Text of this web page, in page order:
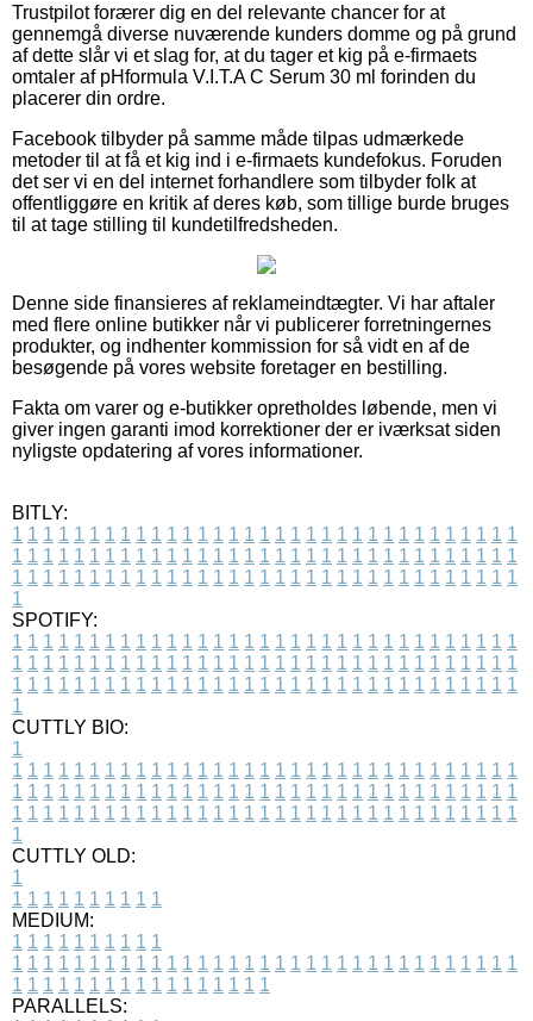
Trustpilot forærer dig en del relevante chancer for at
gennemgå diverse nuværende kunders domme og på grund
af dette slår vi et slag for, at du tager et kig på e-firmaets
omtaler af pHformula V.I.T.A C Serum 30 ml forinden du
placerer din ordre.
Facebook tilbyder på samme måde tilpas udmærkede
metoder til at få et kig ind i e-firmaets kundefokus. Foruden
det ser vi en del internet forhandlere som tilbyder folk at
offentliggøre en kritik af deres køb, som tillige burde bruges
til at tage stilling til kundetilfredsheden.
Denne side finansieres af reklameindtægter. Vi har aftaler
med flere online butikker når vi publicerer forretningernes
produkter, og indhenter kommission for så vidt en af de
besøgende på vores website foretager en bestilling.
Fakta om varer og e-butikker opretholdes løbende, men vi
giver ingen garanti imod korrektioner der er iværksat siden
nyligste opdatering af vores informationer.
BITLY:
1 1 1 1 1 1 1 1 1 1 1 1 1 1 1 1 1 1 1 1 1 1 1 1 1 1 1 1 1 1 1 1 1
1 1 1 1 1 1 1 1 1 1 1 1 1 1 1 1 1 1 1 1 1 1 1 1 1 1 1 1 1 1 1 1 1
1 1 1 1 1 1 1 1 1 1 1 1 1 1 1 1 1 1 1 1 1 1 1 1 1 1 1 1 1 1 1 1 1
1
SPOTIFY:
1 1 1 1 1 1 1 1 1 1 1 1 1 1 1 1 1 1 1 1 1 1 1 1 1 1 1 1 1 1 1 1 1
1 1 1 1 1 1 1 1 1 1 1 1 1 1 1 1 1 1 1 1 1 1 1 1 1 1 1 1 1 1 1 1 1
1 1 1 1 1 1 1 1 1 1 1 1 1 1 1 1 1 1 1 1 1 1 1 1 1 1 1 1 1 1 1 1 1
1
CUTTLY BIO:
1
1 1 1 1 1 1 1 1 1 1 1 1 1 1 1 1 1 1 1 1 1 1 1 1 1 1 1 1 1 1 1 1 1
1 1 1 1 1 1 1 1 1 1 1 1 1 1 1 1 1 1 1 1 1 1 1 1 1 1 1 1 1 1 1 1 1
1 1 1 1 1 1 1 1 1 1 1 1 1 1 1 1 1 1 1 1 1 1 1 1 1 1 1 1 1 1 1 1 1
1
CUTTLY OLD:
1
1 1 1 1 1 1 1 1 1 1
MEDIUM:
1 1 1 1 1 1 1 1 1 1
1 1 1 1 1 1 1 1 1 1 1 1 1 1 1 1 1 1 1 1 1 1 1 1 1 1 1 1 1 1 1 1 1
1 1 1 1 1 1 1 1 1 1 1 1 1 1 1 1 1
PARALLELS: